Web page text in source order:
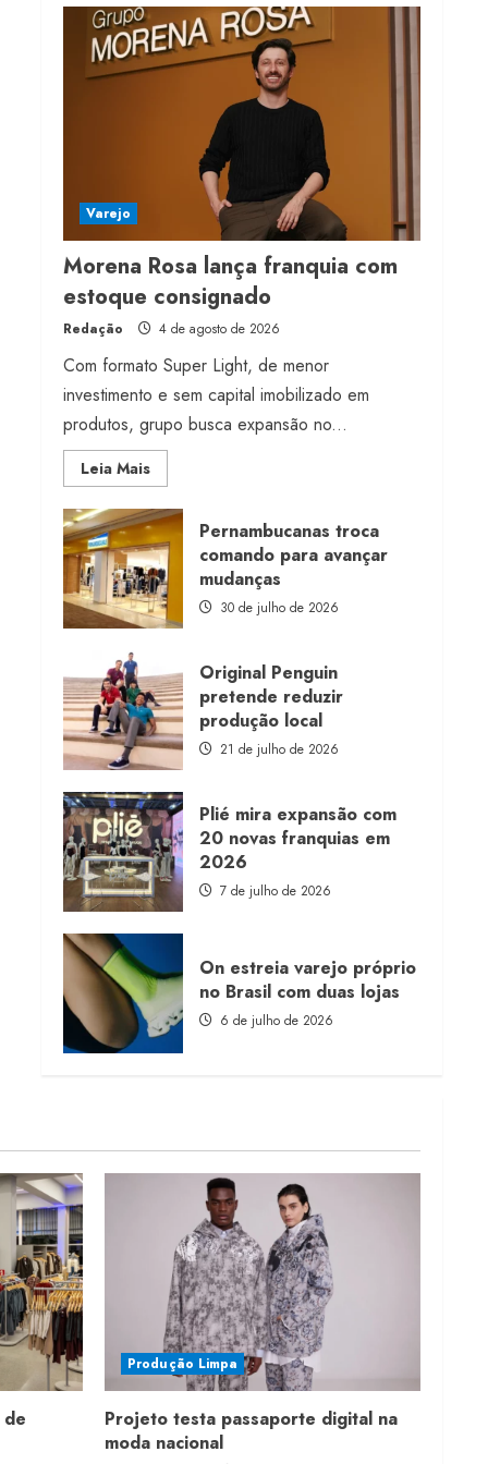
Projeto testa passaporte
digital na moda nacional
4 de agosto de 2026
Morena Rosa lança
franquia com estoque
consignado
4 de agosto de 2026
Varejo
Morena Rosa lança franquia com
estoque consignado
Redação 4 de agosto de 2026
Com formato Super Light, de menor
investimento e sem capital imobilizado em
produtos, grupo busca expansão no...
Leia MaisRead
more
Morena
Rosa
lança
franquia
com
estoque
consignado
Pernambucanas troca
comando para avançar
mudanças
30 de julho de 2026
Original Penguin
pretende reduzir
produção local
21 de julho de 2026
Plié mira expansão com
20 novas franquias em
2026
7 de julho de 2026
On estreia varejo próprio
no Brasil com duas lojas
6 de julho de 2026
Produção Limpa
Projeto testa passaporte digital na
moda nacional